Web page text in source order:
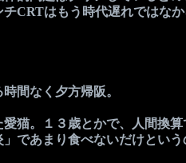
はもう時代遅れではな
間なく夕方帰阪。
猫。１３歳とかで、人間換
であまり食べないだけという